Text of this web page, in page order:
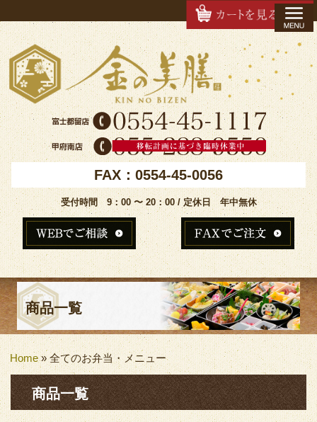
FAX：0554-45-0056
受付時間 9：00 〜 20：00 / 定休日 年中無休
商品一覧
Home»全てのお弁当・メニュー
商品一覧